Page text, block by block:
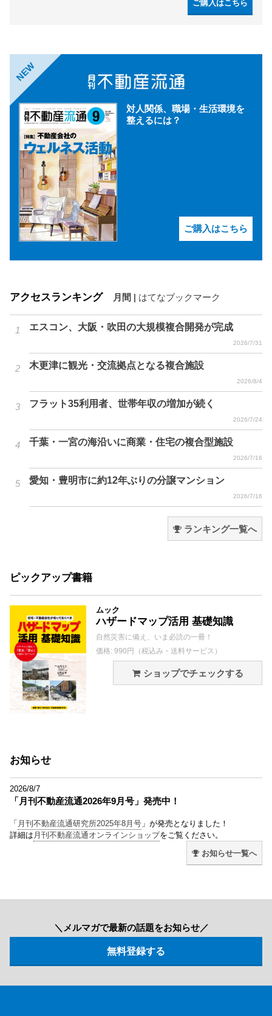
ご購入はこちら
NEW
対人関係、職場・生活環境を
整えるには？
ご購入はこちら
アクセスランキング 月間 はてなブックマーク
エスコン、大阪・吹田の大規模複合開発が完成
2026/7/31
木更津に観光・交流拠点となる複合施設
2026/8/4
フラット35利用者、世帯年収の増加が続く
2026/7/24
千葉・一宮の海沿いに商業・住宅の複合型施設
2026/7/16
愛知・豊明市に約12年ぶりの分譲マンション
2026/7/16
ランキング一覧へ
ピックアップ書籍
ムック
ハザードマップ活用 基礎知識
自然災害に備え、いま必読の一冊！
価格: 990円（税込み・送料サービス）
ショップでチェックする
お知らせ
2026/8/7
「月刊不動産流通2026年9月号」発売中！
「 月刊不動産流通研究所2025年8月号 」が発売となりました！
詳細は 月刊不動産流通オンラインショップをご覧ください。
お知らせ一覧へ
＼メルマガで最新の話題をお知らせ／